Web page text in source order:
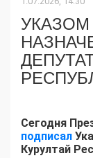
УКАЗОМ
Сегодня
подписал
Курултай